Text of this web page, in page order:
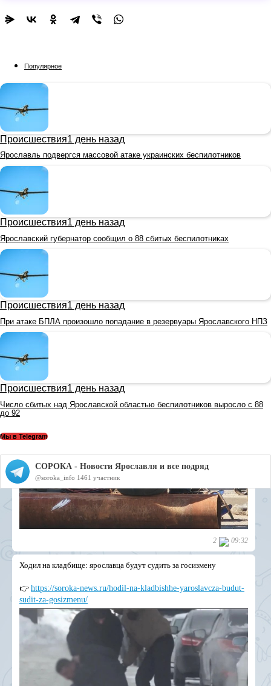
Популярное
Происшествия1 день назад
Ярославль подвергся массовой атаке украинских беспилотников
Происшествия1 день назад
Ярославский губернатор сообщил о 88 сбитых беспилотниках
Происшествия1 день назад
При атаке БПЛА произошло попадание в резервуары Ярославского НПЗ
Происшествия1 день назад
Число сбитых над Ярославской областью беспилотников выросло с 88
до 92
Мы в Telegram